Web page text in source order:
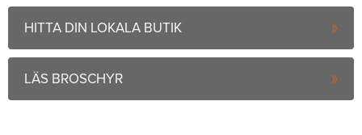
HITTA DIN LOKALA BUTIK
LÄS BROSCHYR